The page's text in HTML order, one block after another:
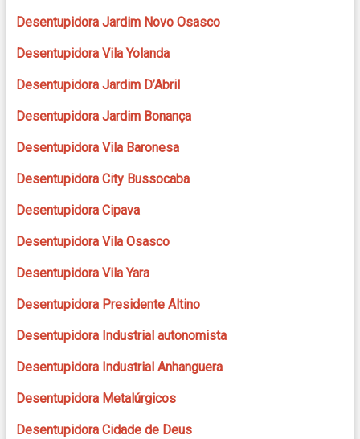
Desentupidora Jardim Novo Osasco
Desentupidora Vila Yolanda
Desentupidora Jardim D’Abril
Desentupidora Jardim Bonança
Desentupidora Vila Baronesa
Desentupidora City Bussocaba
Desentupidora Cipava
Desentupidora Vila Osasco
Desentupidora Vila Yara
Desentupidora Presidente Altino
Desentupidora Industrial autonomista
Desentupidora Industrial Anhanguera
Desentupidora Metalúrgicos
Desentupidora Cidade de Deus